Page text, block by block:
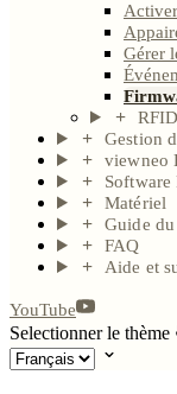
Gérer
Gestion
viewneo
Software
Matériel
Guide
FAQ
Aide et
YouTube
Selectionner le thème